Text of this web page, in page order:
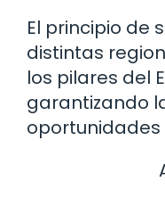
El principio de
distintas
los pilares del
garantizando
oportunidades